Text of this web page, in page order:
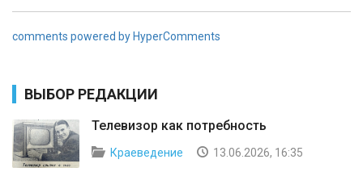
comments powered by HyperComments
ВЫБОР РЕДАКЦИИ
Телевизор как потребность
Краеведение 13.06.2026, 16:35